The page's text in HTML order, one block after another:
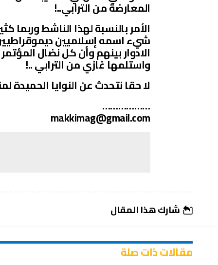
المعارضة من الترابي..!
الأمر بالنسبة لهذا الناشط وربما
شيء اسمه إسلاميين
الادوار بينهم وأن كل نضال
واستلمها غازي من الترابي ..!
لا حقا نتحدث عن النوايا الحميدة
………………
makkimag@gmail.com
شارك هذا المقال
مقالات ذات صلة